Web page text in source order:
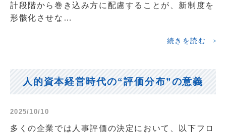
計段階から巻き込み方に配慮することが、新制度を
形骸化させな…
続きを読む
人的資本経営時代の“評価分布”の意義
2025/10/10
多くの企業では人事評価の決定において、以下フロ